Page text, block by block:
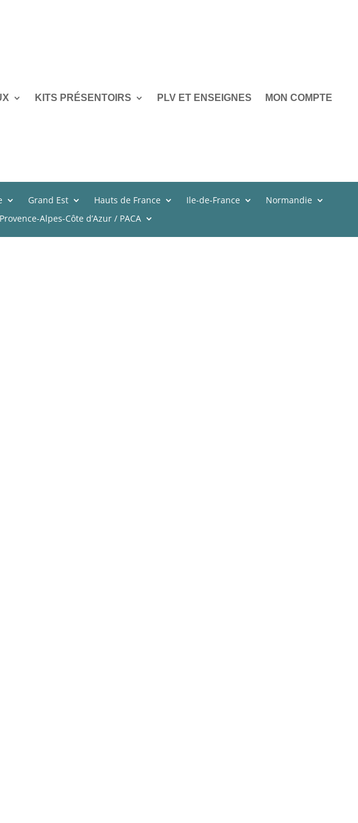
KITS PRÉSENTOIRS PLV ET ENSEIGNES MON COMPTE
Grand Est Hauts de France Ile-de-France
Normandie
Provence-Alpes-Côte d’Azur / PACA